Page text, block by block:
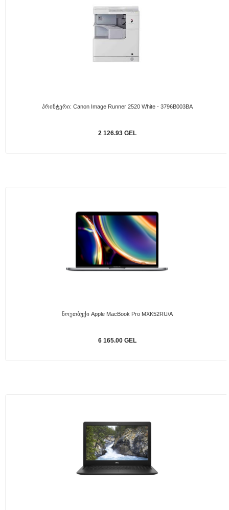
Პრინტერი: Canon Image Runner 2520 White - 3796B003BA
2 126.93 GEL
Ნოუთბუქი Apple MacBook Pro MXK52RU/A
6 165.00 GEL